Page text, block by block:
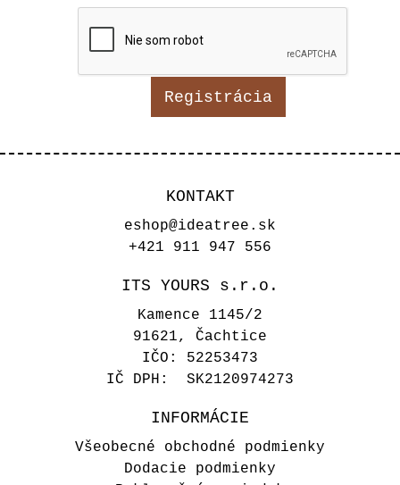
Registrácia
KONTAKT
eshop@ideatree.sk
+421 911 947 556
ITS YOURS s.r.o.
Kamence 1145/2
91621, Čachtice
IČO: 52253473
IČ DPH: SK2120974273
INFORMÁCIE
Všeobecné obchodné podmienky
Dodacie podmienky